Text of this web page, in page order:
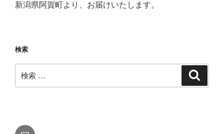
新潟県阿賀町より、お届けいたします。
検索
索:
メ